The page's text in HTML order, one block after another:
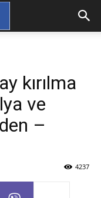
kırılma
ve
–
4237